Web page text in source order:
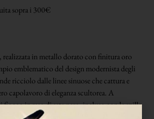
sopra i 300€
realizzata in metallo dorato con finitura oro
emblematico del design modernista degli
ricciolo dalle linee sinuose che cattura e
capolavoro di eleganza scultorea. A
fiocco in raso di seta nero, incluso con la spilla
teatralità e un tocco bon ton. Una